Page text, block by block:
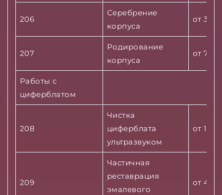
206
Серебрение
корпуса
от
207
Родирование
корпуса
от
Работы с
циферблатом
208
Чистка
циферблата
ультразвуком
от
209
Частичная
реставрация
эмалевого
от